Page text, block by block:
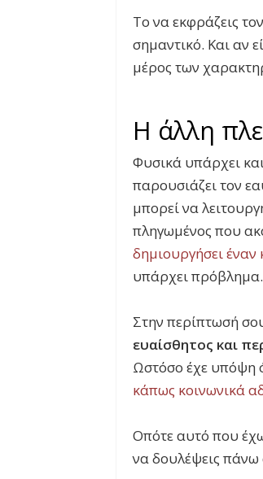
Το να εκφράζεις
σημαντικό. Και αν
μέρος των
Η άλλη
Φυσικά υπάρχει
παρουσιάζει τον
μπορεί να
πληγωμένος που
δημιουργήσει έναν
υπάρχει πρόβλημα.
Στην περίπτωσή
ευαίσθητος και
Ωστόσο έχε υπόψη
κάπως κοινωνικά
Οπότε αυτό που
να δουλέψεις πάνω